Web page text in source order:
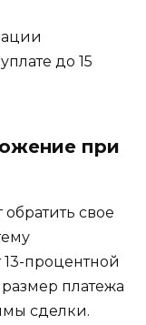
до 15
при
свое
процентной
платежа
сделки.